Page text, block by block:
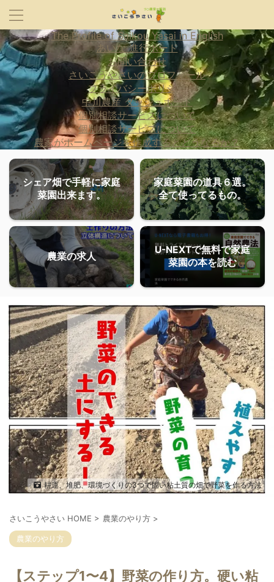
The Profile of Saikou Yasai in English
あいな 進行ボード
お問い合わせ
さいこうやさいのプロフィール
プライバシーポリシー
中川農産 ダッシュボード
個別相談サービスについて
個別相談サービスについて
農家がホームページを作成するとどうなるか？
シェア畑で手軽に家庭
菜園出来ます。
家庭菜園の道具６選。
全て使ってるもの。
農業の求人
U-NEXTで無料で家庭
菜園の本を読む
耕運、堆肥、環境づくりの3つで固い粘土質の畑で野菜を作る方法
さいこうやさい HOME > 農業のやり方 >
農業のやり方
【ステップ1〜4】野菜の作り方。硬い粘